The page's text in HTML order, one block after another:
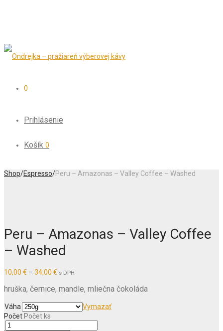
0
Prihlásenie
Košík 0
Shop/Espresso/Peru – Amazonas – Valley Coffee – Washed
Peru – Amazonas – Valley Coffee
– Washed
10,00 € – 34,00 € Price
10,00 €
34,00 €
s DPH
hruška, černice, mandle, mliečna čokoláda
Váha
Vymazať
PočetPočet ks